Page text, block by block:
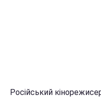
Російський